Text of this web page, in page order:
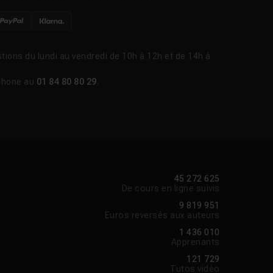
du lundi au vendredi de 10h à 12h et de 14h à
au 01 84 80 80 29.
45 272 625
De cours en ligne suivis
9 819 951
Euros reversés aux auteurs
1 436 010
Apprenants
121 729
Tutos vidéo